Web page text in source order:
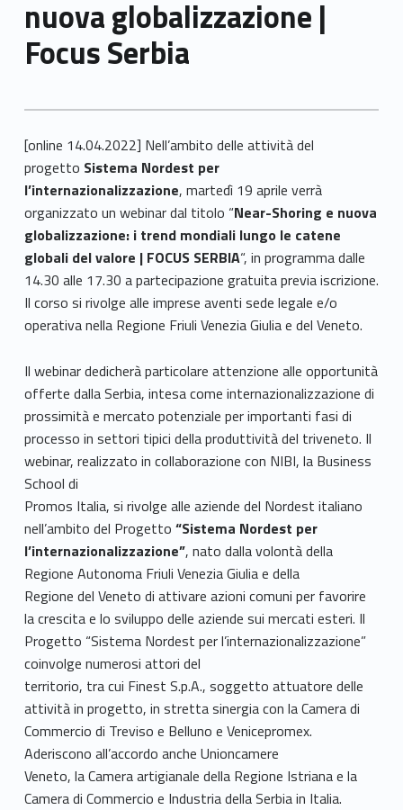
nuova globalizzazione |
Focus Serbia
[online 14.04.2022] Nell’ambito delle attività del
progetto Sistema Nordest per
l’internazionalizzazione, martedì 19 aprile verrà
organizzato un webinar dal titolo “Near-Shoring e nuova
globalizzazione: i trend mondiali lungo le catene
globali del valore | FOCUS SERBIA“, in programma dalle
14.30 alle 17.30 a partecipazione gratuita previa iscrizione.
Il corso si rivolge alle imprese aventi sede legale e/o
operativa nella Regione Friuli Venezia Giulia e del Veneto.
Il webinar dedicherà particolare attenzione alle opportunità
offerte dalla Serbia, intesa come internazionalizzazione di
prossimità e mercato potenziale per importanti fasi di
processo in settori tipici della produttività del triveneto. Il
webinar, realizzato in collaborazione con NIBI, la Business
School di
Promos Italia, si rivolge alle aziende del Nordest italiano
nell’ambito del Progetto “Sistema Nordest per
l’internazionalizzazione”, nato dalla volontà della
Regione Autonoma Friuli Venezia Giulia e della
Regione del Veneto di attivare azioni comuni per favorire
la crescita e lo sviluppo delle aziende sui mercati esteri. Il
Progetto “Sistema Nordest per l’internazionalizzazione”
coinvolge numerosi attori del
territorio, tra cui Finest S.p.A., soggetto attuatore delle
attività in progetto, in stretta sinergia con la Camera di
Commercio di Treviso e Belluno e Venicepromex.
Aderiscono all’accordo anche Unioncamere
Veneto, la Camera artigianale della Regione Istriana e la
Camera di Commercio e Industria della Serbia in Italia.